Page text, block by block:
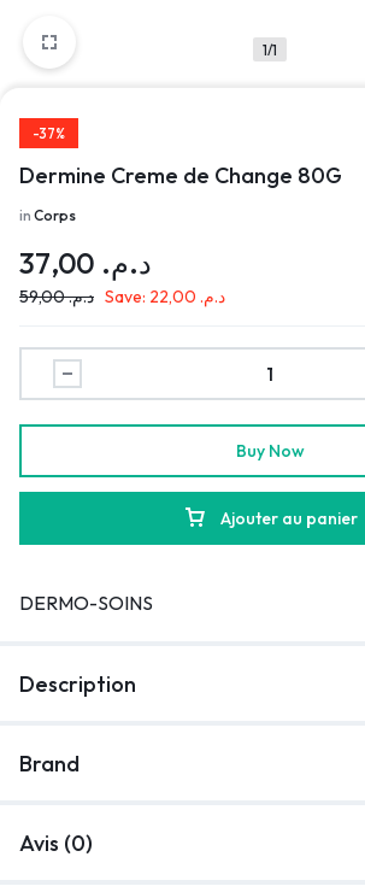
1/1
-37%
Dermine Creme de Change 80G
in Corps
د.م.
د.م.59,00 Save: د.م.
Ajouter au panier
Buy Now
DERMO-SOINS
Description
Brand
Avis (0)